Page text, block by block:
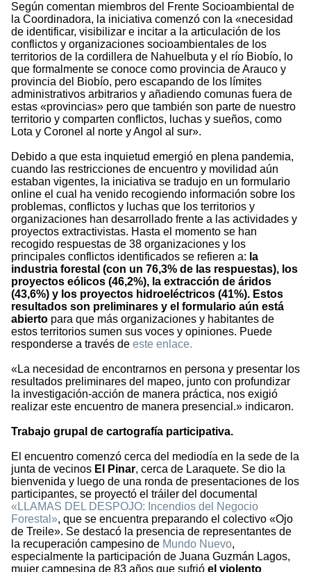
Según comentan miembros del Frente Socioambiental de
la Coordinadora, la iniciativa comenzó con la «necesidad
de identificar, visibilizar e incitar a la articulación de los
conflictos y organizaciones socioambientales de los
territorios de la cordillera de Nahuelbuta y el río Biobío, lo
que formalmente se conoce como provincia de Arauco y
provincia del Biobío, pero escapando de los límites
administrativos arbitrarios y añadiendo comunas fuera de
estas «provincias» pero que también son parte de nuestro
territorio y comparten conflictos, luchas y sueños, como
Lota y Coronel al norte y Angol al sur».
Debido a que esta inquietud emergió en plena pandemia,
cuando las restricciones de encuentro y movilidad aún
estaban vigentes, la iniciativa se tradujo en un formulario
online el cual ha venido recogiendo información sobre los
problemas, conflictos y luchas que los territorios y
organizaciones han desarrollado frente a las actividades y
proyectos extractivistas. Hasta el momento se han
recogido respuestas de 38 organizaciones y los
principales conflictos identificados se refieren a: la
industria forestal (con un 76,3% de las respuestas), los
proyectos eólicos (46,2%), la extracción de áridos
(43,6%) y los proyectos hidroeléctricos (41%). Estos
resultados son preliminares y el formulario aún está
abierto para que más organizaciones y habitantes de
estos territorios sumen sus voces y opiniones. Puede
responderse a través de este enlace.
«La necesidad de encontrarnos en persona y presentar los
resultados preliminares del mapeo, junto con profundizar
la investigación-acción de manera práctica, nos exigió
realizar este encuentro de manera presencial.» indicaron.
Trabajo grupal de cartografía participativa.
El encuentro comenzó cerca del mediodía en la sede de la
junta de vecinos El Pinar, cerca de Laraquete. Se dio la
bienvenida y luego de una ronda de presentaciones de los
participantes, se proyectó el tráiler del documental
«LLAMAS DEL DESPOJO: Incendios del Negocio
Forestal», que se encuentra preparando el colectivo «Ojo
de Treile». Se destacó la presencia de representantes de
la recuperación campesino de Mundo Nuevo,
especialmente la participación de Juana Guzmán Lagos,
mujer campesina de 83 años que sufrió el violento